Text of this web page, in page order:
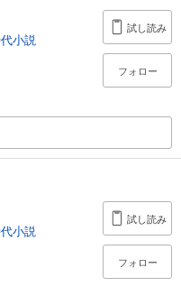
小説
試し読み
フォロー
小説
試し読み
フォロー